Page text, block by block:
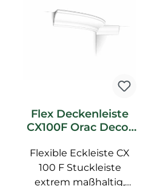
Flex Deckenleiste
CX100F Orac Decor
Flexible Eckleiste CX
100 F Stuckleiste
extrem maßhaltig,